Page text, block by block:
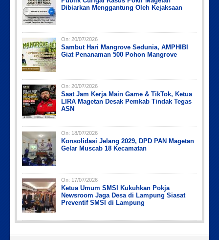
Dibiarkan Menggantung Oleh Kejaksaan
On: 20/07/2026
Sambut Hari Mangrove Sedunia, AMPHIBI
Giat Penanaman 500 Pohon Mangrove
On: 20/07/2026
Saat Jam Kerja Main Game & TikTok, Ketua
LIRA Magetan Desak Pemkab Tindak Tegas
ASN
On: 18/07/2026
Konsolidasi Jelang 2029, DPD PAN Magetan
Gelar Muscab 18 Kecamatan
On: 17/07/2026
Ketua Umum SMSI Kukuhkan Pokja
Newsroom Jaga Desa di Lampung Siasat
Preventif SMSI di Lampung